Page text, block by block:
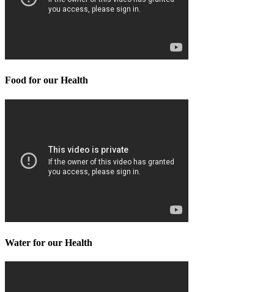
Food for our Health
Water for our Health